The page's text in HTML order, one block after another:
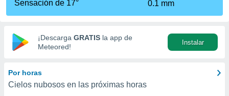
a este
las
y
digital
basada
Sensación de 17°
0.1 mm
¡Descarga GRATIS la app de
Meteored!
Instalar
Por horas
Cielos nubosos en las próximas horas